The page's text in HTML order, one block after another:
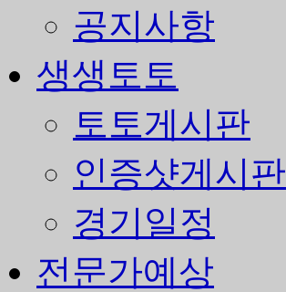
공지사항
생생토토
토토게시판
인증샷게시판
경기일정
전문가예상